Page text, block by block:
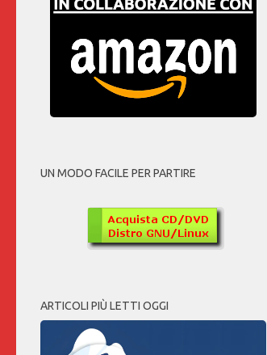
UN MODO FACILE PER PARTIRE
ARTICOLI PIÙ LETTI OGGI